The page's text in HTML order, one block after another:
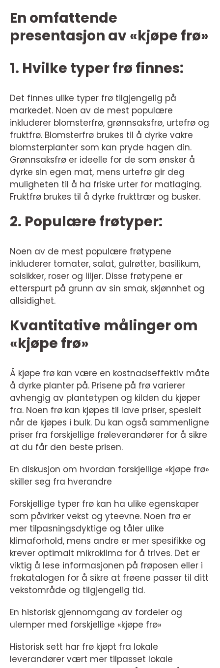
En omfattende
presentasjon av «kjøpe frø»
1. Hvilke typer frø finnes:
Det finnes ulike typer frø tilgjengelig på
markedet. Noen av de mest populære
inkluderer blomsterfrø, grønnsaksfrø, urtefrø og
fruktfrø. Blomsterfrø brukes til å dyrke vakre
blomsterplanter som kan pryde hagen din.
Grønnsaksfrø er ideelle for de som ønsker å
dyrke sin egen mat, mens urtefrø gir deg
muligheten til å ha friske urter for matlaging.
Fruktfrø brukes til å dyrke frukttrær og busker.
2. Populære frøtyper:
Noen av de mest populære frøtypene
inkluderer tomater, salat, gulrøtter, basilikum,
solsikker, roser og liljer. Disse frøtypene er
etterspurt på grunn av sin smak, skjønnhet og
allsidighet.
Kvantitative målinger om
«kjøpe frø»
Å kjøpe frø kan være en kostnadseffektiv måte
å dyrke planter på. Prisene på frø varierer
avhengig av plantetypen og kilden du kjøper
fra. Noen frø kan kjøpes til lave priser, spesielt
når de kjøpes i bulk. Du kan også sammenligne
priser fra forskjellige frøleverandører for å sikre
at du får den beste prisen.
En diskusjon om hvordan forskjellige «kjøpe frø»
skiller seg fra hverandre
Forskjellige typer frø kan ha ulike egenskaper
som påvirker vekst og yteevne. Noen frø er
mer tilpasningsdyktige og tåler ulike
klimaforhold, mens andre er mer spesifikke og
krever optimalt mikroklima for å trives. Det er
viktig å lese informasjonen på frøposen eller i
frøkatalogen for å sikre at frøene passer til ditt
vekstområde og tilgjengelig tid.
En historisk gjennomgang av fordeler og
ulemper med forskjellige «kjøpe frø»
Historisk sett har frø kjøpt fra lokale
leverandører vært mer tilpasset lokale